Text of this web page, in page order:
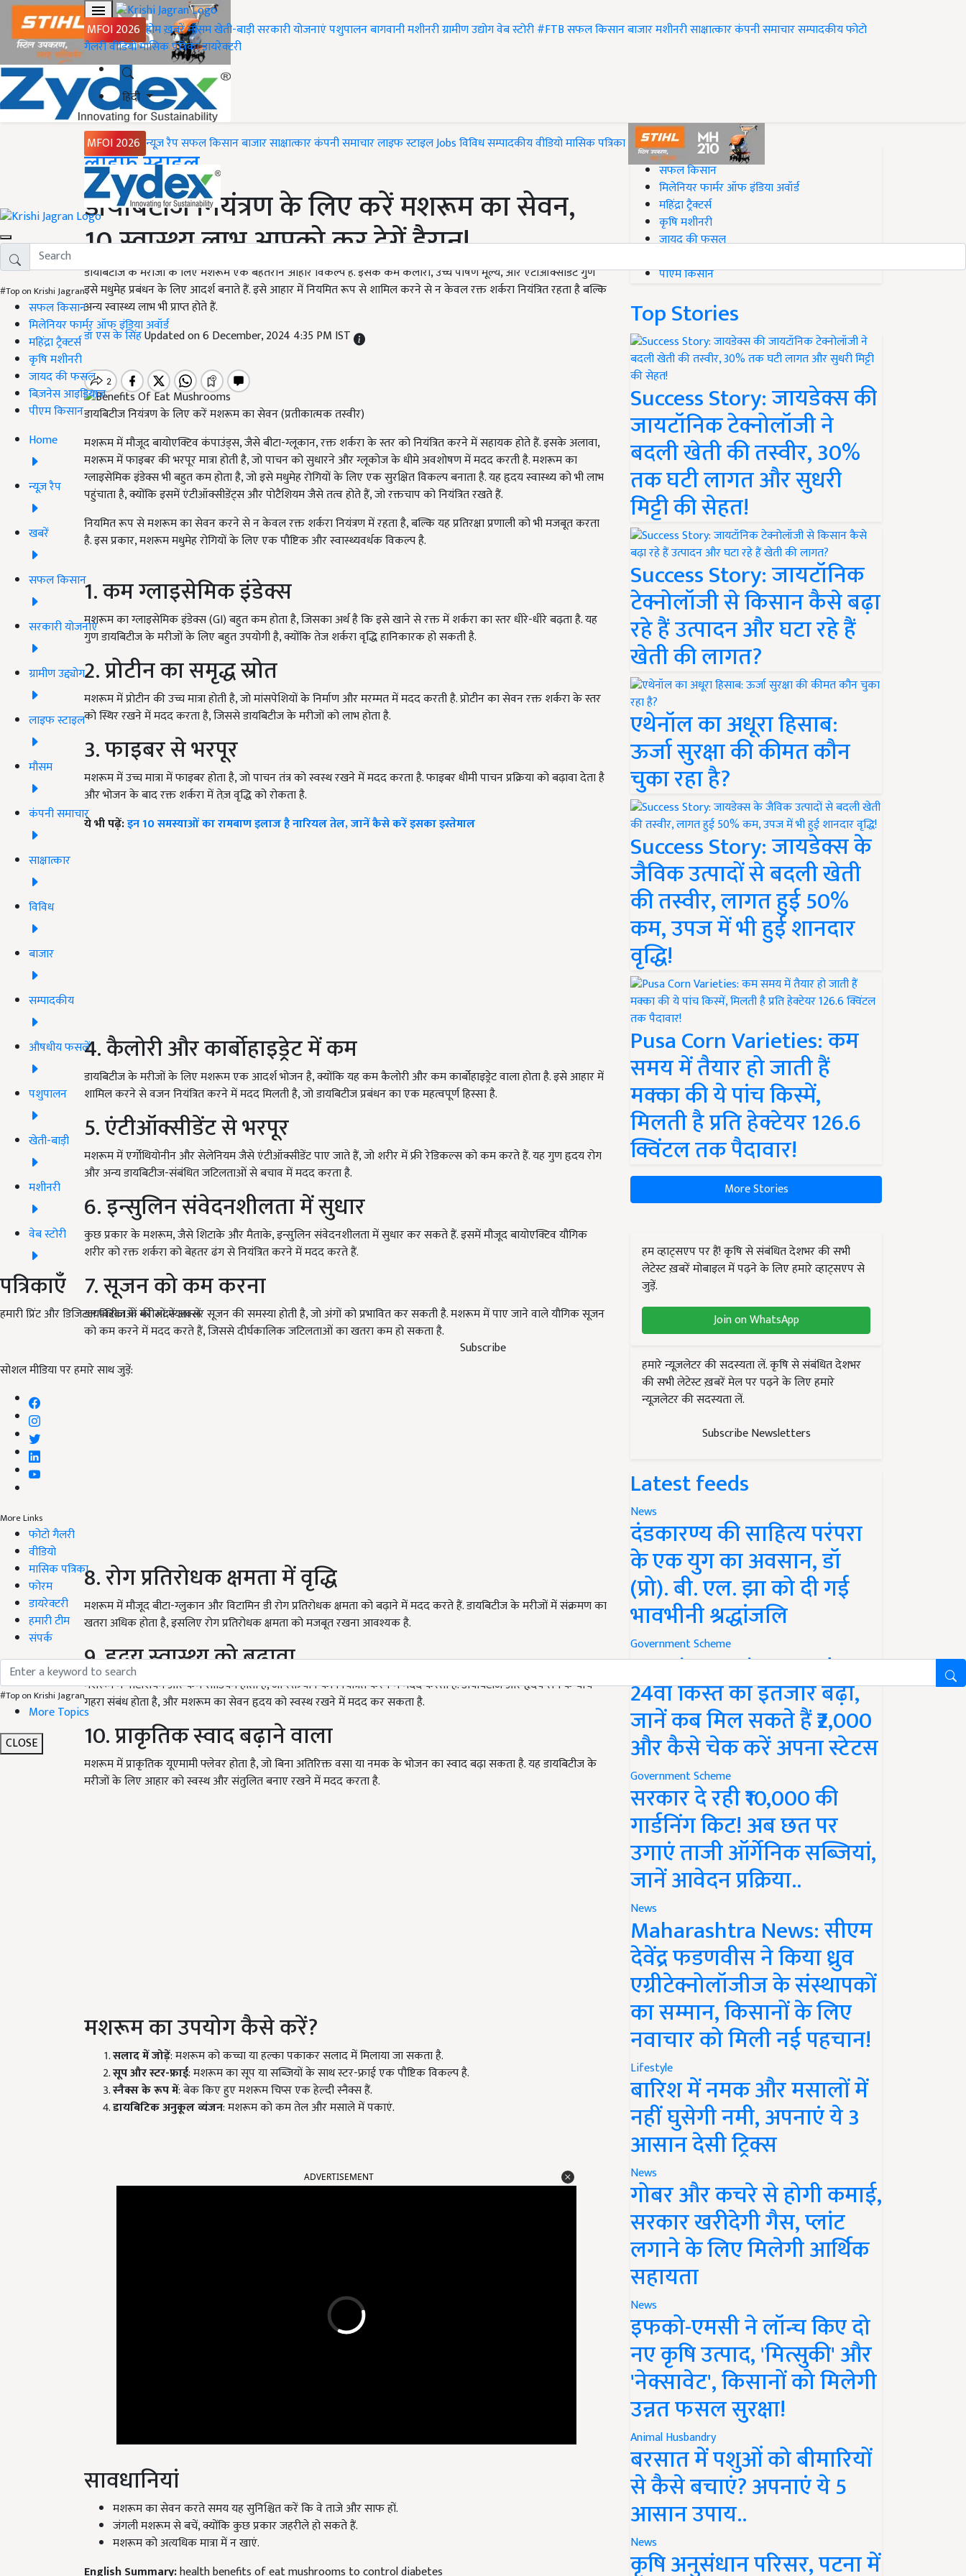
MFOI 2026 होमख़बरेंमौसमखेती-बाड़ीसरकारी योजनाएंपशुपालनबागवानीमशीनरीग्रामीण उद्योगवेब स्टोरी#FTBसफल किसानबाजारमशीनरीसाक्षात्कारकंपनी समाचारसम्पादकीयफोटो
गैलरीवीडियोमासिक पत्रिकाडायरेक्टरी
हिंदी
MFOI 2026 न्यूज़ रैपसफल किसानबाजारसाक्षात्कारकंपनी समाचारलाइफ स्टाइलJobsविविधसम्पादकीयवीडियोमासिक पत्रिका
#Top on Krishi Jagran
सफल किसान
मिलेनियर फार्मर ऑफ इंडिया अवॉर्ड
महिंद्रा ट्रैक्टर्स
कृषि मशीनरी
जायद की फसल
बिज़नेस आइडियाज
पीएम किसान
Home
न्यूज़ रैप
खबरें
सफल किसान
सरकारी योजनाएं
ग्रामीण उद्द्योग
लाइफ स्टाइल
मौसम
कंपनी समाचार
साक्षात्कार
विविध
बाजार
सम्पादकीय
औषधीय फसलें
पशुपालन
खेती-बाड़ी
मशीनरी
वेब स्टोरी
पत्रिकाएँ
हमारी प्रिंट और डिजिटल पत्रिकाओं की सदस्यता लें
Subscribe
सोशल मीडिया पर हमारे साथ जुड़ें:
More Links
फोटो गैलरी
वीडियो
मासिक पत्रिका
फोरम
डायरेक्टरी
हमारी टीम
संपर्क
#Top on Krishi Jagran
More Topics
CLOSE
Home
लाइफ स्टाइल
डायबिटीज नियंत्रण के लिए करें मशरूम का सेवन,
10 स्वास्थ्य लाभ आपको कर देगें हैरान!
डायबिटीज के मरीजों के लिए मशरूम एक बेहतरीन आहार विकल्प है. इसके कम कैलोरी, उच्च पोषण मूल्य, और एंटीऑक्सीडेंट गुण
इसे मधुमेह प्रबंधन के लिए आदर्श बनाते हैं. इसे आहार में नियमित रूप से शामिल करने से न केवल रक्त शर्करा नियंत्रित रहता है बल्कि
अन्य स्वास्थ्य लाभ भी प्राप्त होते हैं.
डॉ एस के सिंहUpdated on 6 December, 2024 4:35 PM IST
डायबिटीज नियंत्रण के लिए करें मशरूम का सेवन (प्रतीकात्मक तस्वीर)
मशरूम में मौजूद बायोएक्टिव कंपाउंड्स, जैसे बीटा-ग्लूकान, रक्त शर्करा के स्तर को नियंत्रित करने में सहायक होते हैं. इसके अलावा,
मशरूम में फाइबर की भरपूर मात्रा होती है, जो पाचन को सुधारने और ग्लूकोज के धीमे अवशोषण में मदद करती है. मशरूम का
ग्लाइसेमिक इंडेक्स भी बहुत कम होता है, जो इसे मधुमेह रोगियों के लिए एक सुरक्षित विकल्प बनाता है. यह हृदय स्वास्थ्य को भी लाभ
पहुंचाता है, क्योंकि इसमें एंटीऑक्सीडेंट्स और पोटैशियम जैसे तत्व होते हैं, जो रक्तचाप को नियंत्रित रखते हैं.
नियमित रूप से मशरूम का सेवन करने से न केवल रक्त शर्करा नियंत्रण में रहता है, बल्कि यह प्रतिरक्षा प्रणाली को भी मजबूत करता
है. इस प्रकार, मशरूम मधुमेह रोगियों के लिए एक पौष्टिक और स्वास्थ्यवर्धक विकल्प है.
1. कम ग्लाइसेमिक इंडेक्स
मशरूम का ग्लाइसेमिक इंडेक्स (GI) बहुत कम होता है, जिसका अर्थ है कि इसे खाने से रक्त में शर्करा का स्तर धीरे-धीरे बढ़ता है. यह
गुण डायबिटीज के मरीजों के लिए बहुत उपयोगी है, क्योंकि तेज शर्करा वृद्धि हानिकारक हो सकती है.
2. प्रोटीन का समृद्ध स्रोत
मशरूम में प्रोटीन की उच्च मात्रा होती है, जो मांसपेशियों के निर्माण और मरम्मत में मदद करती है. प्रोटीन का सेवन रक्त शर्करा के स्तर
को स्थिर रखने में मदद करता है, जिससे डायबिटीज के मरीजों को लाभ होता है.
3. फाइबर से भरपूर
मशरूम में उच्च मात्रा में फाइबर होता है, जो पाचन तंत्र को स्वस्थ रखने में मदद करता है. फाइबर धीमी पाचन प्रक्रिया को बढ़ावा देता है
और भोजन के बाद रक्त शर्करा में तेज़ वृद्धि को रोकता है.
ये भी पढ़ें:इन 10 समस्याओं का रामबाण इलाज है नारियल तेल, जानें कैसे करें इसका इस्तेमाल
4. कैलोरी और कार्बोहाइड्रेट में कम
डायबिटीज के मरीजों के लिए मशरूम एक आदर्श भोजन है, क्योंकि यह कम कैलोरी और कम कार्बोहाइड्रेट वाला होता है. इसे आहार में
शामिल करने से वजन नियंत्रित करने में मदद मिलती है, जो डायबिटीज प्रबंधन का एक महत्वपूर्ण हिस्सा है.
5. एंटीऑक्सीडेंट से भरपूर
मशरूम में एर्गोथियोनीन और सेलेनियम जैसे एंटीऑक्सीडेंट पाए जाते हैं, जो शरीर में फ्री रेडिकल्स को कम करते हैं. यह गुण हृदय रोग
और अन्य डायबिटीज-संबंधित जटिलताओं से बचाव में मदद करता है.
6. इन्सुलिन संवेदनशीलता में सुधार
कुछ प्रकार के मशरूम, जैसे शिटाके और मैताके, इन्सुलिन संवेदनशीलता में सुधार कर सकते हैं. इसमें मौजूद बायोएक्टिव यौगिक
शरीर को रक्त शर्करा को बेहतर ढंग से नियंत्रित करने में मदद करते हैं.
7. सूजन को कम करना
डायबिटीज के मरीजों में अक्सर सूजन की समस्या होती है, जो अंगों को प्रभावित कर सकती है. मशरूम में पाए जाने वाले यौगिक सूजन
को कम करने में मदद करते हैं, जिससे दीर्घकालिक जटिलताओं का खतरा कम हो सकता है.
8. रोग प्रतिरोधक क्षमता में वृद्धि
मशरूम में मौजूद बीटा-ग्लुकान और विटामिन डी रोग प्रतिरोधक क्षमता को बढ़ाने में मदद करते हैं. डायबिटीज के मरीजों में संक्रमण का
खतरा अधिक होता है, इसलिए रोग प्रतिरोधक क्षमता को मजबूत रखना आवश्यक है.
9. हृदय स्वास्थ्य को बढ़ावा
मशरूम में पोटेशियम और कम सोडियम होता है, जो रक्तचाप को नियंत्रित करने में मदद करता है. डायबिटीज और हृदय रोग के बीच
गहरा संबंध होता है, और मशरूम का सेवन हृदय को स्वस्थ रखने में मदद कर सकता है.
10. प्राकृतिक स्वाद बढ़ाने वाला
मशरूम में प्राकृतिक यूएमामी फ्लेवर होता है, जो बिना अतिरिक्त वसा या नमक के भोजन का स्वाद बढ़ा सकता है. यह डायबिटीज के
मरीजों के लिए आहार को स्वस्थ और संतुलित बनाए रखने में मदद करता है.
मशरूम का उपयोग कैसे करें?
सलाद में जोड़ें: मशरूम को कच्चा या हल्का पकाकर सलाद में मिलाया जा सकता है.
सूप और स्टर-फ्राई: मशरूम का सूप या सब्जियों के साथ स्टर-फ्राई एक पौष्टिक विकल्प है.
स्नैक्स के रूप में: बेक किए हुए मशरूम चिप्स एक हेल्दी स्नैक्स हैं.
डायबिटिक अनुकूल व्यंजन: मशरूम को कम तेल और मसाले में पकाएं.
सावधानियां
मशरूम का सेवन करते समय यह सुनिश्चित करें कि वे ताजे और साफ हों.
जंगली मशरूम से बचें, क्योंकि कुछ प्रकार जहरीले हो सकते हैं.
मशरूम को अत्यधिक मात्रा में न खाएं.
#Top on Krishi Jagran
सफल किसान
मिलेनियर फार्मर ऑफ इंडिया अवॉर्ड
महिंद्रा ट्रैक्टर्स
कृषि मशीनरी
जायद की फसल
पीएम किसान
Top Stories
Success Story: जायडेक्स की
जायटॉनिक टेक्नोलॉजी ने
बदली खेती की तस्वीर, 30%
तक घटी लागत और सुधरी
मिट्टी की सेहत!
Success Story: जायटॉनिक
टेक्नोलॉजी से किसान कैसे बढ़ा
रहे हैं उत्पादन और घटा रहे हैं
खेती की लागत?
एथेनॉल का अधूरा हिसाब:
ऊर्जा सुरक्षा की कीमत कौन
चुका रहा है?
Success Story: जायडेक्स के
जैविक उत्पादों से बदली खेती
की तस्वीर, लागत हुई 50%
कम, उपज में भी हुई शानदार
वृद्धि!
Pusa Corn Varieties: कम
समय में तैयार हो जाती हैं
मक्का की ये पांच किस्में,
मिलती है प्रति हेक्टेयर 126.6
क्विंटल तक पैदावार!
More Stories
हम व्हाट्सएप पर हैं! कृषि से संबंधित देशभर की सभी
लेटेस्ट ख़बरें मोबाइल में पढ़ने के लिए हमारे व्हाट्सएप से
जुड़ें.
Join on WhatsApp
हमारे न्यूज़लेटर की सदस्यता लें. कृषि से संबंधित देशभर
की सभी लेटेस्ट ख़बरें मेल पर पढ़ने के लिए हमारे
न्यूज़लेटर की सदस्यता लें.
Subscribe Newsletters
Latest feeds
News
दंडकारण्य की साहित्य परंपरा
के एक युग का अवसान, डॉ
(प्रो). बी. एल. झा को दी गई
भावभीनी श्रद्धांजलि
Government Scheme
PM Kisan Yojana Update:
24वीं किस्त का इंतजार बढ़ा,
जानें कब मिल सकते हैं ₹2,000
और कैसे चेक करें अपना स्टेटस
Government Scheme
सरकार दे रही ₹10,000 की
गार्डनिंग किट! अब छत पर
उगाएं ताजी ऑर्गेनिक सब्जियां,
जानें आवेदन प्रक्रिया..
News
Maharashtra News: सीएम
देवेंद्र फडणवीस ने किया ध्रुव
एग्रीटेक्नोलॉजीज के संस्थापकों
का सम्मान, किसानों के लिए
नवाचार को मिली नई पहचान!
Lifestyle
बारिश में नमक और मसालों में
नहीं घुसेगी नमी, अपनाएं ये 3
आसान देसी ट्रिक्स
News
गोबर और कचरे से होगी कमाई,
सरकार खरीदेगी गैस, प्लांट
लगाने के लिए मिलेगी आर्थिक
सहायता
News
इफको-एमसी ने लॉन्च किए दो
नए कृषि उत्पाद, 'मित्सुकी' और
'नेक्सावेट', किसानों को मिलेगी
उन्नत फसल सुरक्षा!
Animal Husbandry
बरसात में पशुओं को बीमारियों
से कैसे बचाएं? अपनाएं ये 5
आसान उपाय..
News
कृषि अनुसंधान परिसर, पटना में